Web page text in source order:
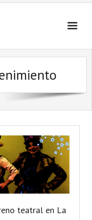
teatral en La